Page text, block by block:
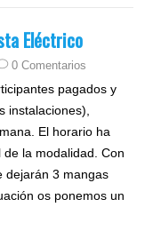
Eléctrico
0 Comentarios
pagados y
instalaciones),
El horario ha
la modalidad. Con
dejarán 3 mangas
os ponemos un